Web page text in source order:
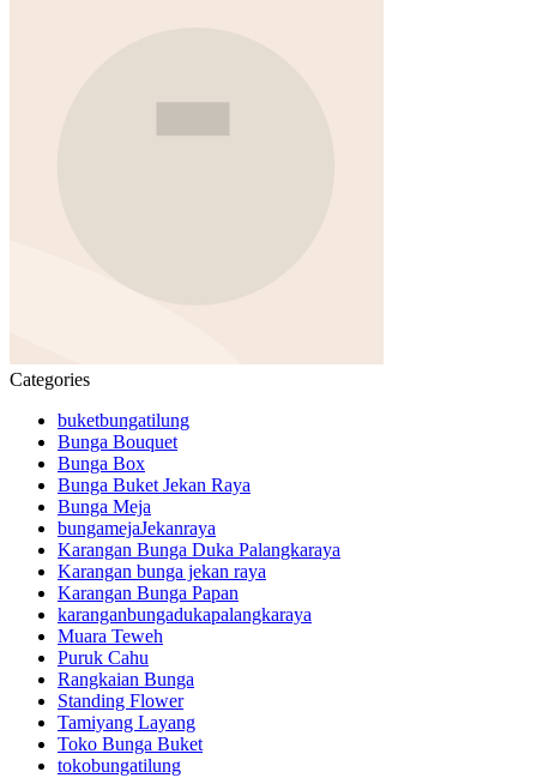
Categories
buketbungatilung
Bunga Bouquet
Bunga Box
Bunga Buket Jekan Raya
Bunga Meja
bungamejaJekanraya
Karangan Bunga Duka Palangkaraya
Karangan bunga jekan raya
Karangan Bunga Papan
karanganbungadukapalangkaraya
Muara Teweh
Puruk Cahu
Rangkaian Bunga
Standing Flower
Tamiyang Layang
Toko Bunga Buket
tokobungatilung